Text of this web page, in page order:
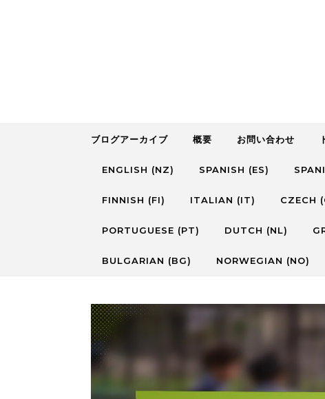
ブログアーカイブ 概要 お問い合わせ
ENGLISH (NZ) SPANISH (ES)
FINNISH (FI) ITALIAN (IT) CZECH
PORTUGUESE (PT) DUTCH (NL)
BULGARIAN (BG) NORWEGIAN (NO)